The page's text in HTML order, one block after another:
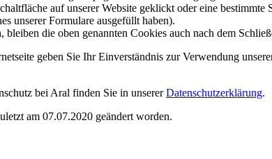
auf unserer Website geklickt oder eine
unserer Formulare ausgefüllt haben).
bleiben die oben genannten Cookies auch nach dem
geben Sie Ihr Einverständnis zur Verwendung
bei Aral finden Sie in unsererDatenschutzerklärung.
am 07.07.2020 geändert worden.